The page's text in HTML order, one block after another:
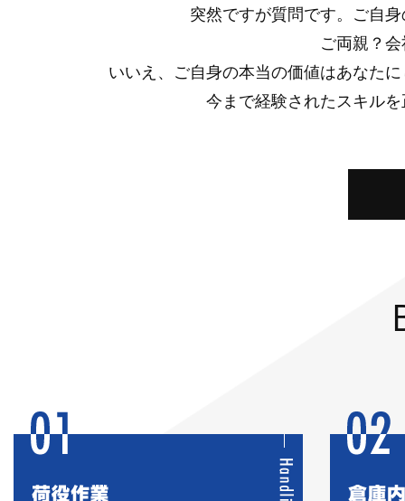
突然ですが質問です。ご自
ご両親？
いいえ、ご自身の本当の価値はあなた
今まで経験されたスキル